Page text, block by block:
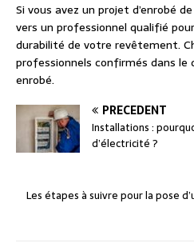
Si vous avez un projet d’enrobé
vers un professionnel qualifié
durabilité de votre revêtement.
professionnels confirmés dans
enrobé.
PRÉCÉDENT
Installations :
d’électricité ?
Les étapes à suivre pour la pose